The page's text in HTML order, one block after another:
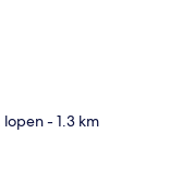
lopen- 1.3 km